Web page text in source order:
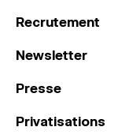
Recrutement
Newsletter
Presse
Privatisations